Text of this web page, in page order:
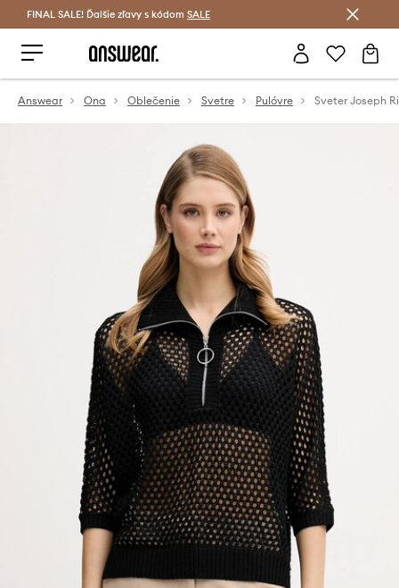
Šetrite s Answear Club >
FINAL SALE! Ďalšie zľavy s kódom SALE
Answear Ona Oblečenie Svetre Pulóvre Sveter Joseph